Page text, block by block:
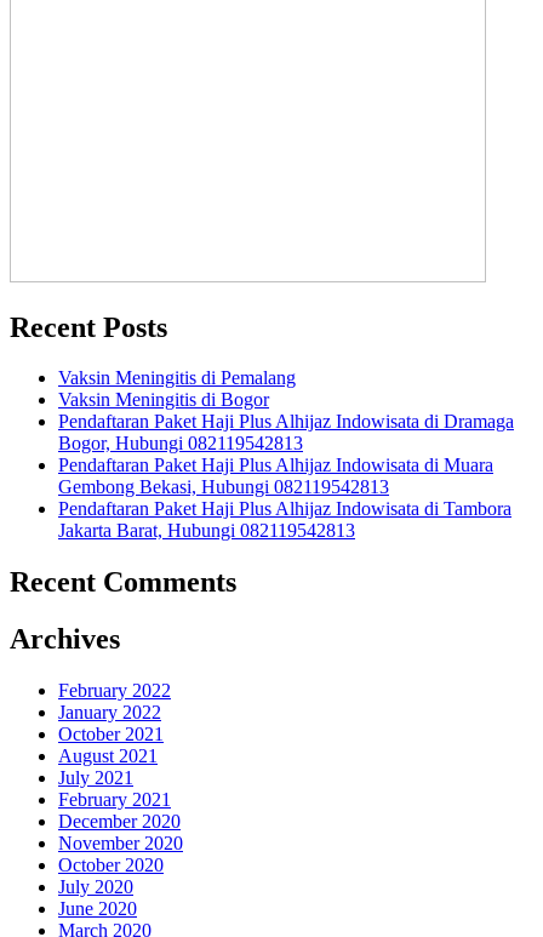
Recent Posts
Vaksin Meningitis di Pemalang
Vaksin Meningitis di Bogor
Pendaftaran Paket Haji Plus Alhijaz Indowisata di Dramaga
Bogor, Hubungi 082119542813
Pendaftaran Paket Haji Plus Alhijaz Indowisata di Muara
Gembong Bekasi, Hubungi 082119542813
Pendaftaran Paket Haji Plus Alhijaz Indowisata di Tambora
Jakarta Barat, Hubungi 082119542813
Recent Comments
Archives
February 2022
January 2022
October 2021
August 2021
July 2021
February 2021
December 2020
November 2020
October 2020
July 2020
June 2020
March 2020